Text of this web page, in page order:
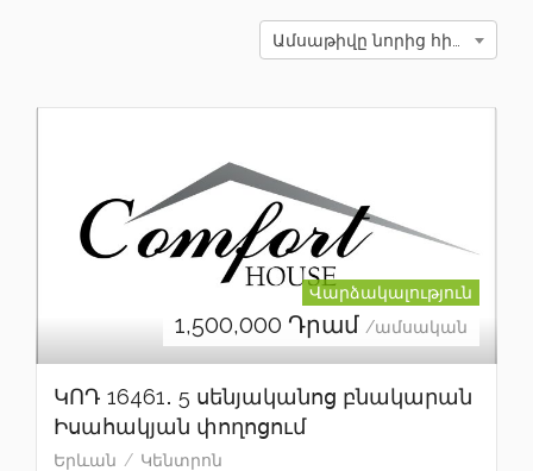
Վարձակալություն
1,500,000 Դրամ /ամսական
ԿՈԴ 16461․ 5 սենյականոց բնակարան
Իսահակյան փողոցում
Երևան Կենտրոն